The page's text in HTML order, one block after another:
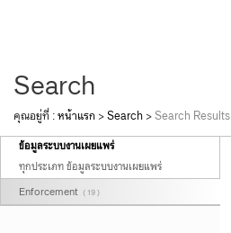
Search
คุณอยู่ที่ :หน้าแรก >Search >Search Results
ข้อมูลระบบงานเผยแพร่
ทุกประเภท ข้อมูลระบบงานเผยแพร่
Enforcement ( 19 )